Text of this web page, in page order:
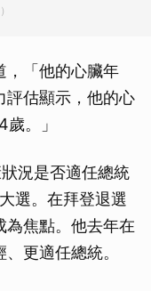
，「他的心臟年
評估顯示，他的心
。」
況是否適任總統
選。在拜登退選
為焦點。他去年在
更適任總統。